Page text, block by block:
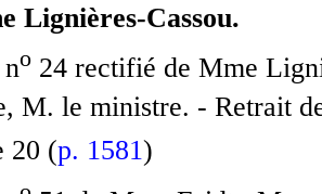
Lignières-Cassou.
o 24 rectifié de Mme
M. le ministre. - Retrait
20 (p. 1581)